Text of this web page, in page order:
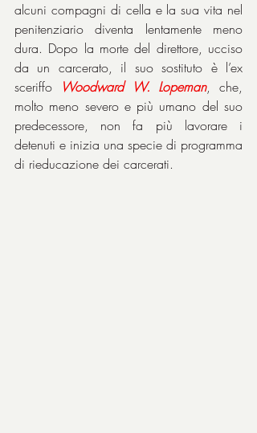
alcuni compagni di cella e la sua vita nel
penitenziario diventa lentamente meno
dura. Dopo la morte del direttore, ucciso
da un carcerato, il suo sostituto è l’ex
sceriffo
Woodward W. Lopeman, che,
molto meno severo e più umano del suo
predecessore, non fa più lavorare i
detenuti e inizia una specie di programma
di rieducazione dei carcerati.